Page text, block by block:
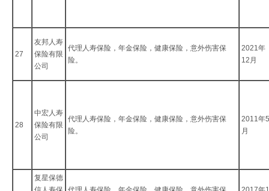
27
友邦人寿
保险有限
公司
代理人寿保险，年金保险，健康保险，意外伤害保
险。
2021年
12月
28
中宏人寿
保险有限
公司
代理人寿保险，年金保险，健康保险，意外伤害保
险。
2011年
月
复星保德